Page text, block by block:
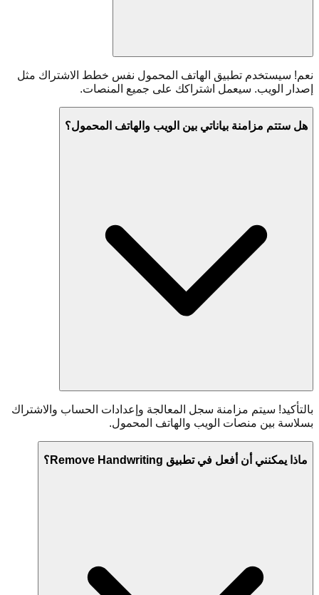
نعم! سيستخدم تطبيق الهاتف المحمول نفس خطط الاشتراك مثل
إصدار الويب. سيعمل اشتراكك على جميع المنصات.
هل ستتم مزامنة بياناتي بين الويب والهاتف المحمول؟
بالتأكيد! سيتم مزامنة سجل المعالجة وإعدادات الحساب والاشتراك
بسلاسة بين منصات الويب والهاتف المحمول.
ماذا يمكنني أن أفعل في تطبيق Remove Handwriting؟